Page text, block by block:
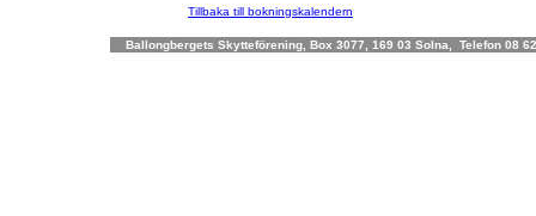
Tillbaka till bokningskalendern
Ballongbergets Skytteförening, Box 3077, 169 03 Solna, Telefon 08